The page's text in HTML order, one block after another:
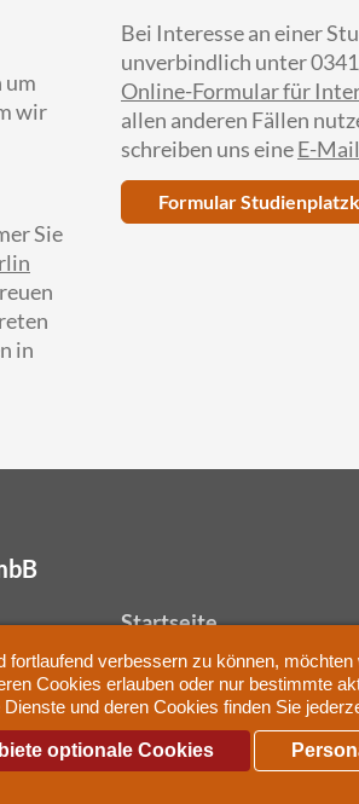
um
wir
Sie
in
Bei Interesse an einer
unverbindlich unter
Online-Formular für
allen anderen Fällen
schreiben uns eineE-Mail
Formular
Startseite
Mandantenbereich
Sitemap
Impressum
Datenschutz
Cookies
verbessern zu können,
Cookies erlauben oder nur bestimmte
und deren Cookies finden Sie
optionale Cookies